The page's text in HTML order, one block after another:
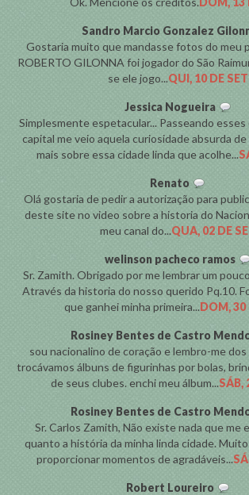
Sandro Marcio Gonzalez
Gostaria muito que mandasse fotos do meu
ROBERTO GILONNA foi jogador do São
se ele jogo...QUI, 10 DE SET
Jessica Nogueira
Simplesmente espetacular... Passeando
capital me veio aquela curiosidade absurda
mais sobre essa cidade linda que acolhe...
Renato
Olá gostaria de pedir a autorização para
deste site no video sobre a historia do
meu canal do...QUA, 02 DE
welinson pacheco ramos
Sr. Zamith. Obrigado por me lembrar um
Através da historia do nosso querido Pq.10.
que ganhei minha primeira...DOM, 30
Rosiney Bentes de Castro
sou nacionalino de coração e lembro-me
trocávamos álbuns de figurinhas por bolas,
de seus clubes. enchi meu álbum...SÁB,
Rosiney Bentes de Castro
Sr. Carlos Zamith, Não existe nada que me
quanto a história da minha linda cidade.
proporcionar momentos de agradáveis...
Robert Loureiro